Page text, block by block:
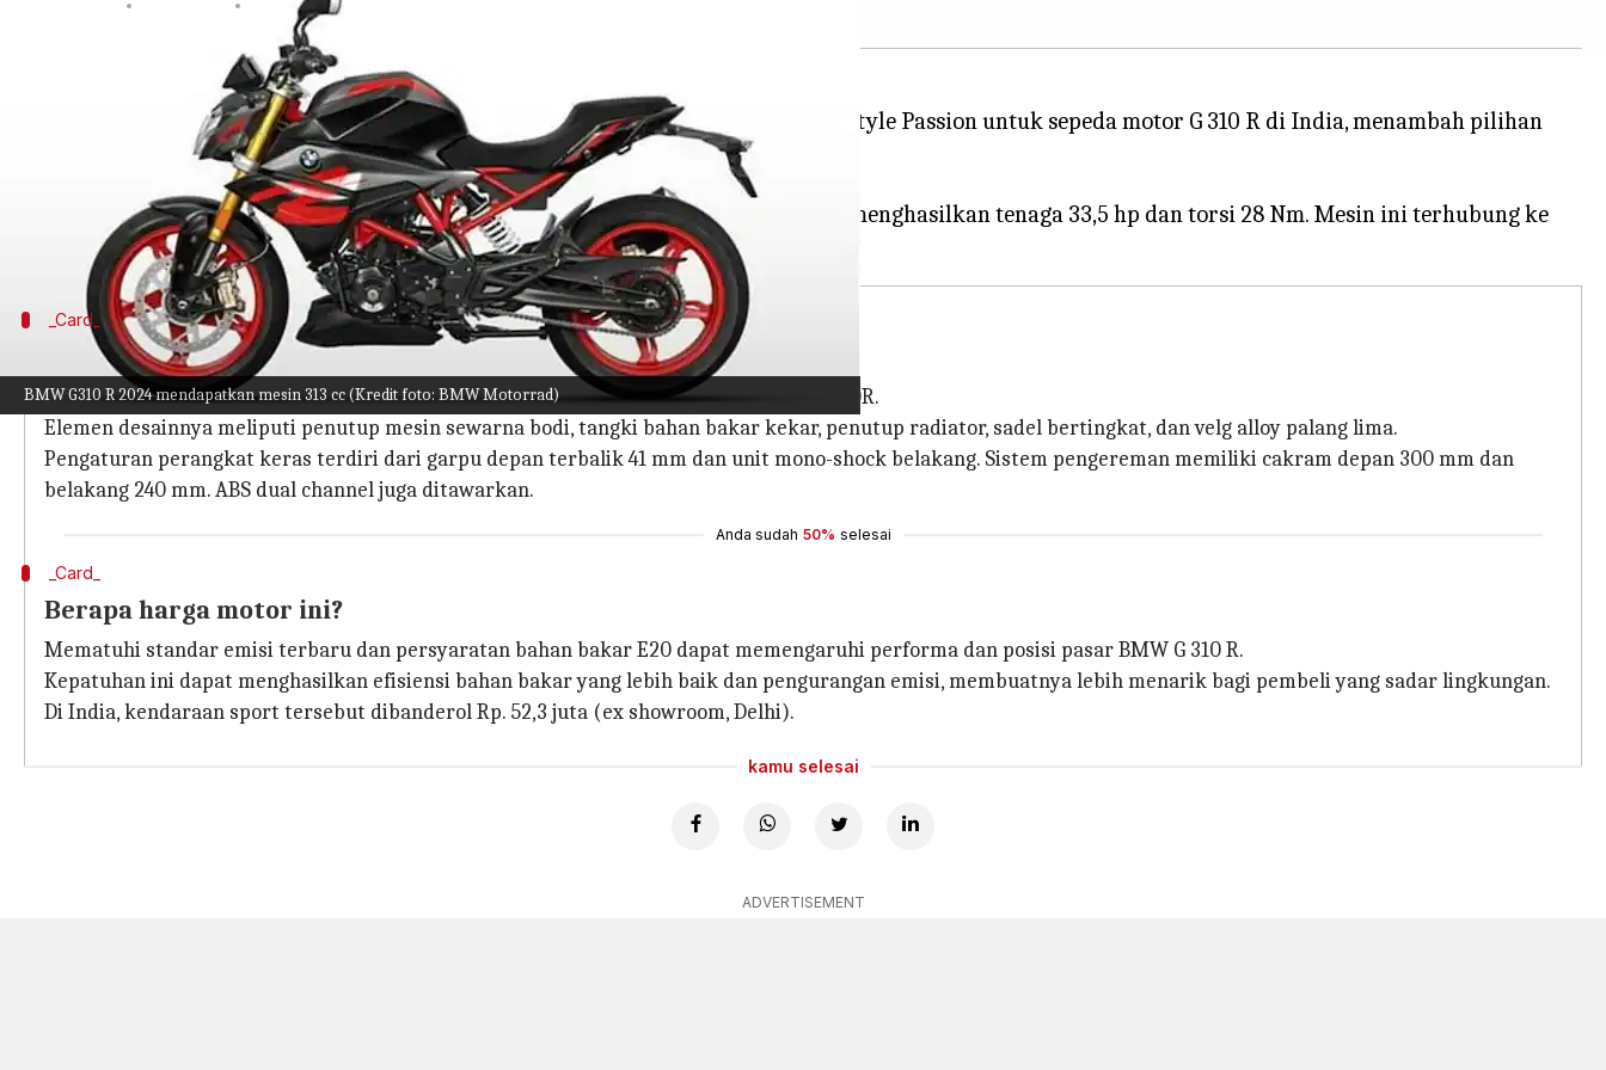
BMW G310 R 2024 mendapatkan mesin 313 cc (Kredit foto: BMW Motorrad)
11:41 am
Produsen otomotif Jerman BMW Motorrad telah memperkenalkan tema cat baru Style Passion untuk sepeda motor G 310 R di India, menambah pilihan
Baik desain dan perangkat keras motor ini tetap tidak berubah.
Kendaraan ini ditenagai oleh mesin 313 cc satu silinder berpendingin cairan yang menghasilkan tenaga 33,5 hp dan torsi 28 Nm. Mesin ini terhubung ke
_Card_
Sekilas desain dan perangkat kerasnya
G 310 R menghadapi persaingan ketat dari rival seperti KTM 390 Duke dan Honda CB300R.
Elemen desainnya meliputi penutup mesin sewarna bodi, tangki bahan bakar kekar, penutup radiator, sadel bertingkat, dan velg alloy palang lima.
Pengaturan perangkat keras terdiri dari garpu depan terbalik 41 mm dan unit mono-shock belakang. Sistem pengereman memiliki cakram depan 300 mm dan
belakang 240 mm. ABS dual channel juga ditawarkan.
Anda sudah 50% selesai
_Card_
Berapa harga motor ini?
Mematuhi standar emisi terbaru dan persyaratan bahan bakar E20 dapat memengaruhi performa dan posisi pasar BMW G 310 R.
Kepatuhan ini dapat menghasilkan efisiensi bahan bakar yang lebih baik dan pengurangan emisi, membuatnya lebih menarik bagi pembeli yang sadar lingkungan.
Di India, kendaraan sport tersebut dibanderol Rp. 52,3 juta (ex showroom, Delhi).
kamu selesai
ADVERTISEMENT